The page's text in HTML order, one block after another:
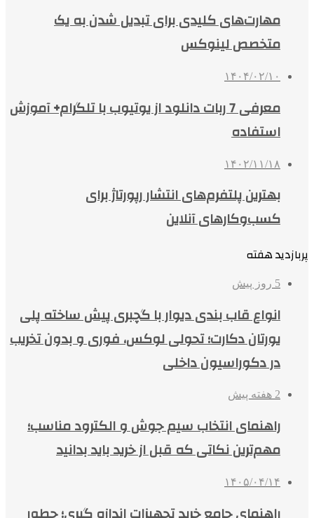
مهارت‌های کلیدی برای تبدیل شدن به یک
متخصص لینوکس
۱۴۰۴/۰۲/۱۰
معرفی 7 ربات دانلود از یوتیوب با تلگرام+ آموزش
استفاده
۱۴۰۲/۱۱/۱۸
بهترین پلتفرم‌های انتشار رپورتاژ برای
کسب‌وکارهای آنلاین
پربازدید هفته
5 روز پیش
انواع قاب بندی دیوار با گچبری پیش ساخته پلی
یورتان دکارت؛ تحولی لوکس، فوری و بدون تخریب
در دکوراسیون داخلی
2 هفته پیش
راهنمای انتخاب سیم جوش و الکترود مناسب؛
مهم‌ترین نکاتی که قبل از خرید باید بدانید
۱۴۰۵/۰۴/۱۴